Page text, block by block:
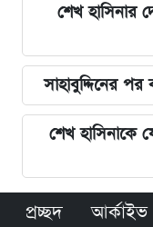
শেখ হাসিনার
সাহাবুদ্দিনের
শেখ হাসিনাকে
প্রচ্ছদ আর্কাইভ